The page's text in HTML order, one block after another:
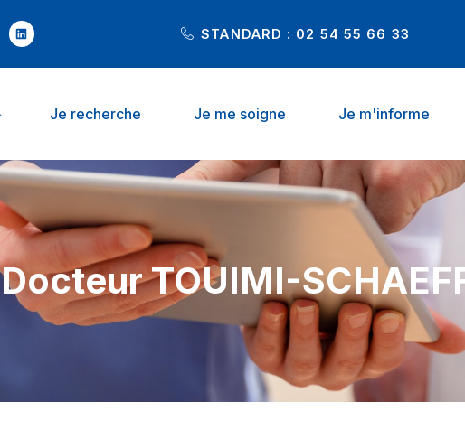
STANDARD : 02 54 55 66 33
Je recherche Je me soigne Je m'informe
Docteur TOUIMI-